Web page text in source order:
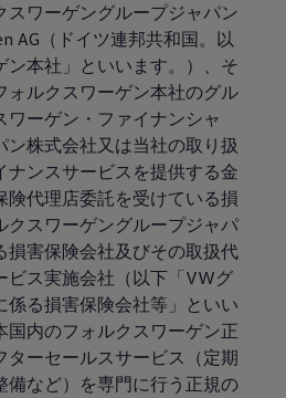
スワーゲングループジャパン
AG（ドイツ連邦共和国。以
ン本社」といいます。）、そ
ォルクスワーゲン本社のグル
ワーゲン・ファイナンシャ
ン株式会社又は当社の取り扱
ナンスサービスを提供する金
険代理店委託を受けている損
クスワーゲングループジャパ
損害保険会社及びその取扱代
ビス実施会社（以下「VWグ
係る損害保険会社等」といい
国内のフォルクスワーゲン正
ターセールスサービス（定期
備など）を専門に行う正規の